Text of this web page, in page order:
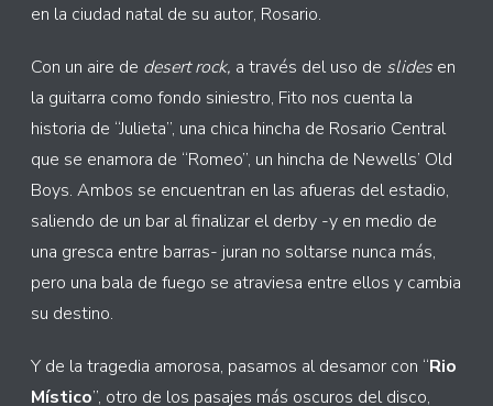
en la ciudad natal de su autor, Rosario.
Con un aire de desert rock, a través del uso de slidesen
la guitarra como fondo siniestro, Fito nos cuenta la
historia de “Julieta”, una chica hincha de Rosario Central
que se enamora de “Romeo”, un hincha de Newells’ Old
Boys. Ambos se encuentran en las afueras del estadio,
saliendo de un bar al finalizar el derby -y en medio de
una gresca entre barras- juran no soltarse nunca más,
pero una bala de fuego se atraviesa entre ellos y cambia
su destino.
Y de la tragedia amorosa, pasamos al desamor con “Rio
Místico”, otro de los pasajes más oscuros del disco,